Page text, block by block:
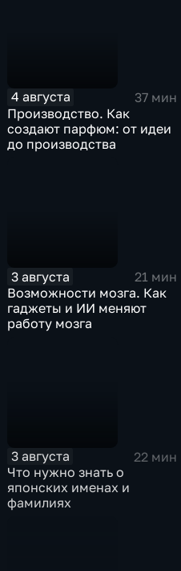
4 августа
37 мин
Производство. Как
создают парфюм: от идеи
до производства
3 августа
21 мин
Возможности мозга. Как
гаджеты и ИИ меняют
работу мозга
3 августа
22 мин
Что нужно знать о
японских именах и
фамилиях